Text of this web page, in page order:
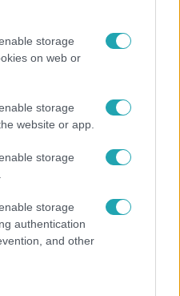
storage
on web or
storage
website or app.
storage
storage
authentication
and other
jelentették be: